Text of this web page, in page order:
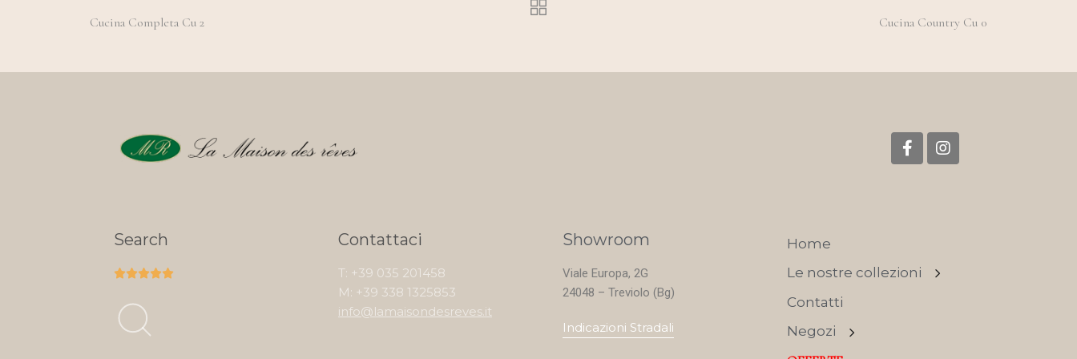
Cucina Completa Cu 2 Cucina Country Cu 0
Search

Contattaci
T: +39 035 201458
M: +39 338 1325853
info@lamaisondesreves.it
Showroom
Viale Europa, 2G
24048 – Treviolo (Bg)
Indicazioni Stradali
Home
Le nostre collezioni
Contatti
Negozi